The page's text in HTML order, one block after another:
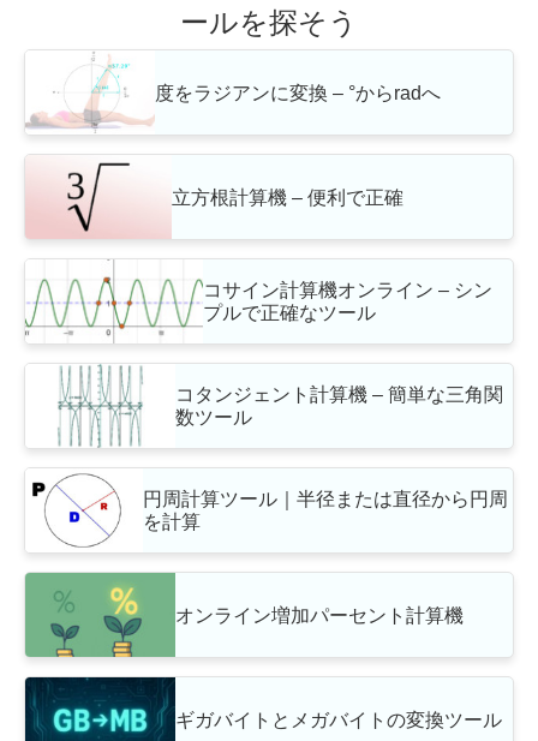
ールを探そう
度をラジアンに変換 – °からradへ
立方根計算機 – 便利で正確
コサイン計算機オンライン – シン
プルで正確なツール
コタンジェント計算機 – 簡単な三角関
数ツール
円周計算ツール｜半径または直径から円周
を計算
オンライン増加パーセント計算機
ギガバイトとメガバイトの変換ツール